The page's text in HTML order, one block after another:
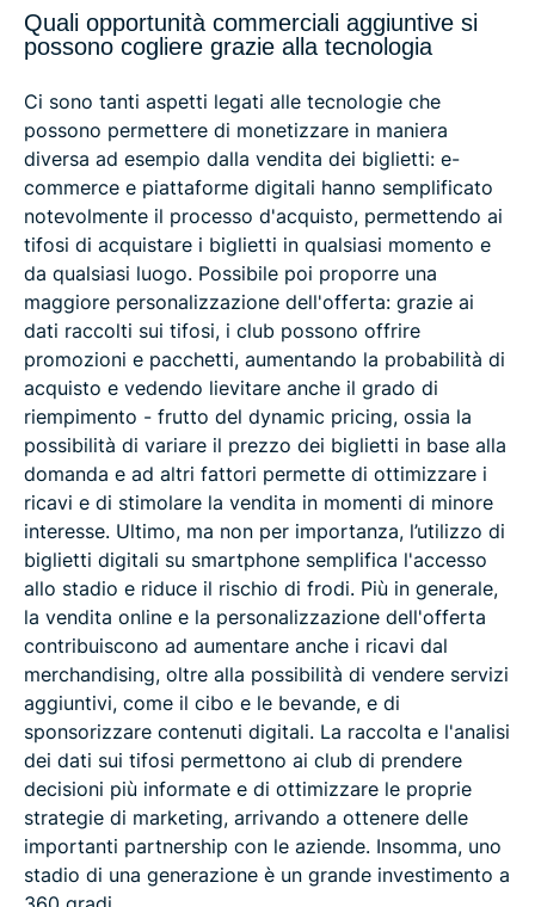
Quali opportunità commerciali aggiuntive si
possono cogliere grazie alla tecnologia
Ci sono tanti aspetti legati alle tecnologie che
possono permettere di monetizzare in maniera
diversa ad esempio dalla vendita dei biglietti: e-
commerce e piattaforme digitali hanno semplificato
notevolmente il processo d'acquisto, permettendo ai
tifosi di acquistare i biglietti in qualsiasi momento e
da qualsiasi luogo. Possibile poi proporre una
maggiore personalizzazione dell'offerta: grazie ai
dati raccolti sui tifosi, i club possono offrire
promozioni e pacchetti, aumentando la probabilità di
acquisto e vedendo lievitare anche il grado di
riempimento - frutto del dynamic pricing, ossia la
possibilità di variare il prezzo dei biglietti in base alla
domanda e ad altri fattori permette di ottimizzare i
ricavi e di stimolare la vendita in momenti di minore
interesse. Ultimo, ma non per importanza, l’utilizzo di
biglietti digitali su smartphone semplifica l'accesso
allo stadio e riduce il rischio di frodi. Più in generale,
la vendita online e la personalizzazione dell'offerta
contribuiscono ad aumentare anche i ricavi dal
merchandising, oltre alla possibilità di vendere servizi
aggiuntivi, come il cibo e le bevande, e di
sponsorizzare contenuti digitali. La raccolta e l'analisi
dei dati sui tifosi permettono ai club di prendere
decisioni più informate e di ottimizzare le proprie
strategie di marketing, arrivando a ottenere delle
importanti partnership con le aziende. Insomma, uno
stadio di una generazione è un grande investimento a